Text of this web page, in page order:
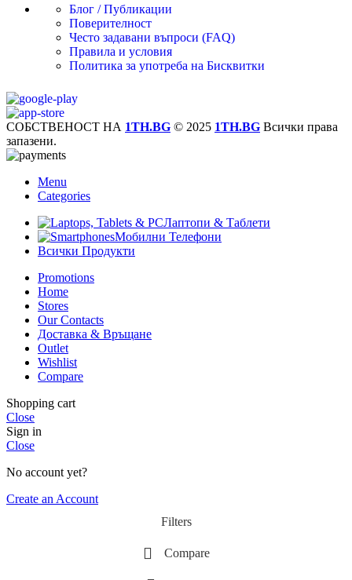
Блог / Публикации
Поверителност
Често задавани въпроси (FAQ)
Правила и условия
Политика за употреба на Бисквитки
СОБСТВЕНОСТ НА 1TH.BG © 2025 1TH.BG Всички права
запазени.
Menu
Categories
Лаптопи & Таблети
Мобилни Телефони
Всички Продукти
Promotions
Home
Stores
Our Contacts
Доставка & Връщане
Outlet
Wishlist
Compare
Shopping cart
Close
Sign in
Close
No account yet?
Create an Account
Filters
Compare